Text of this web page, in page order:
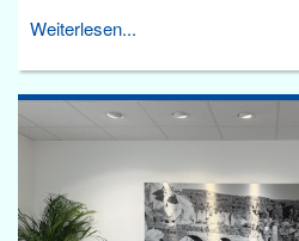
Weiterlesen...